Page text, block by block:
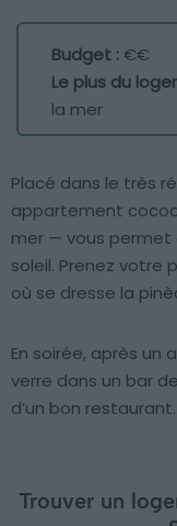
Budget :€€
Le plus du
la mer
Placé dans le très
appartement
mer — vous permet
soleil. Prenez
où se dresse la
En soirée, après
verre dans un bar
d’un bon restaurant.
Trouver un